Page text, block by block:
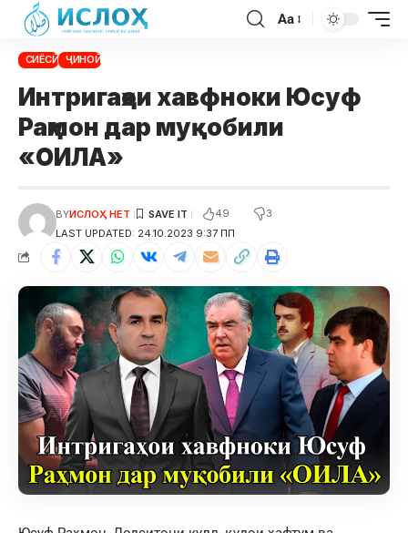
Aa
СИЁСӢ ҶИНОӢ
Интригаҳои хавфноки Юсуф
Раҳмон дар муқобили
«ОИЛА»
LAST UPDATED: 24.10.2023 9:37 ПП
BYИСЛОҲ НЕТ 49 3